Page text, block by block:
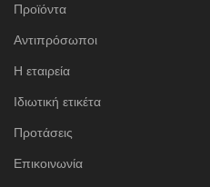
Προϊόντα
Αντιπρόσωποι
Η εταιρεία
Ιδιωτική ετικέτα
Προτάσεις
Επικοινωνία